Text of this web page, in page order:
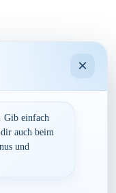
×
Gib einfach
auch beim
und